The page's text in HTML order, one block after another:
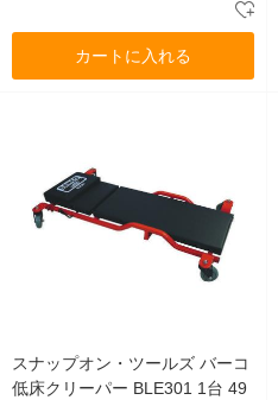
カートに入れる
スナップオン・ツールズ バーコ
低床クリーパー BLE301 1台 49